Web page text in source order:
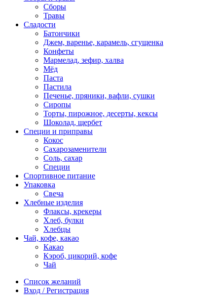
Сборы
Травы
Сладости
Батончики
Джем, варенье, карамель, сгущенка
Конфеты
Мармелад, зефир, халва
Мёд
Паста
Пастила
Печенье, пряники, вафли, сушки
Сиропы
Торты, пирожное, десерты, кексы
Шоколад, щербет
Специи и приправы
Кокос
Сахарозаменители
Соль, сахар
Специи
Спортивное питание
Упаковка
Свеча
Хлебные изделия
Флаксы, крекеры
Хлеб, булки
Хлебцы
Чай, кофе, какао
Какао
Кэроб, цикорий, кофе
Чай
Список желаний
Вход / Регистрация